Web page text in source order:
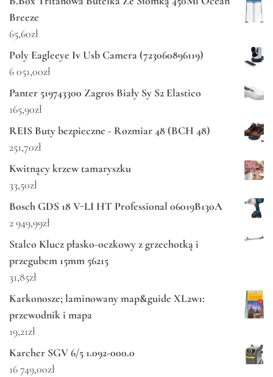
Breeze
65,60zł
Poly Eagleeye Iv Usb Camera (723060896119)
6 051,00zł
Panter 519743300 Zagros Biały Sy S2 Elastico
165,90zł
REIS Buty bezpieczne - Rozmiar 48 (BCH 48)
251,70zł
Kwitnący krzew tamaryszku
33,50zł
Bosch GDS 18 V-LI HT Professional 06019B130A
2 949,99zł
Stalco Klucz płasko-oczkowy z grzechotką i
przegubem 15mm 56215
31,85zł
Karkonosze; laminowany map&guide XL2w1:
przewodnik i mapa
19,21zł
Karcher SGV 6/5 1.092-000.0
16 749,00zł